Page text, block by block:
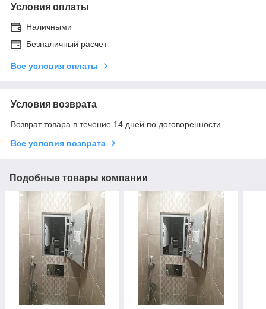
Условия оплаты
Наличными
Безналичный расчет
Все условия оплаты
Условия возврата
Возврат товара в течение 14 дней по договоренности
Все условия возврата
Подобные товары компании